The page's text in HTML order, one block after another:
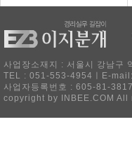
사업장소재지 : 서울시 강남구
TEL : 051-553-4954ㅣE-
사업자등록번호 : 605-81-
copyright by INBEE.COM